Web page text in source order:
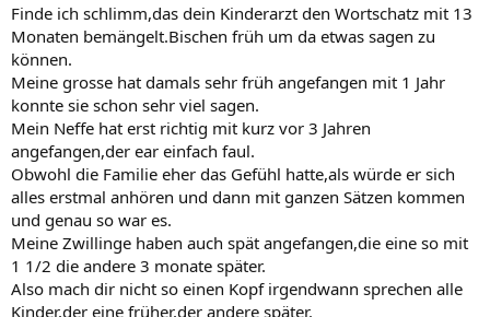
Finde ich schlimm,das dein Kinderarzt den Wortschatz mit 13
Monaten bemängelt.Bischen früh um da etwas sagen zu
können.
Meine grosse hat damals sehr früh angefangen mit 1 Jahr
konnte sie schon sehr viel sagen.
Mein Neffe hat erst richtig mit kurz vor 3 Jahren
angefangen,der ear einfach faul.
Obwohl die Familie eher das Gefühl hatte,als würde er sich
alles erstmal anhören und dann mit ganzen Sätzen kommen
und genau so war es.
Meine Zwillinge haben auch spät angefangen,die eine so mit
1 1/2 die andere 3 monate später.
Also mach dir nicht so einen Kopf irgendwann sprechen alle
Kinder,der eine früher,der andere später.